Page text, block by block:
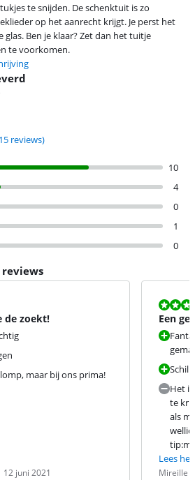
te snijden. De schenktuit is zo
op het aanrecht krijgt. Je perst het
glas. Ben je klaar? Zet dan het tuitje
te voorkomen.
op 15 reviews.
reviews)
10
4
0
1
0
de zoekt!
maar bij ons prima!
12 juni 2021
Een
mee:)))
Het
te
als
Lees
Mireille
Datum: